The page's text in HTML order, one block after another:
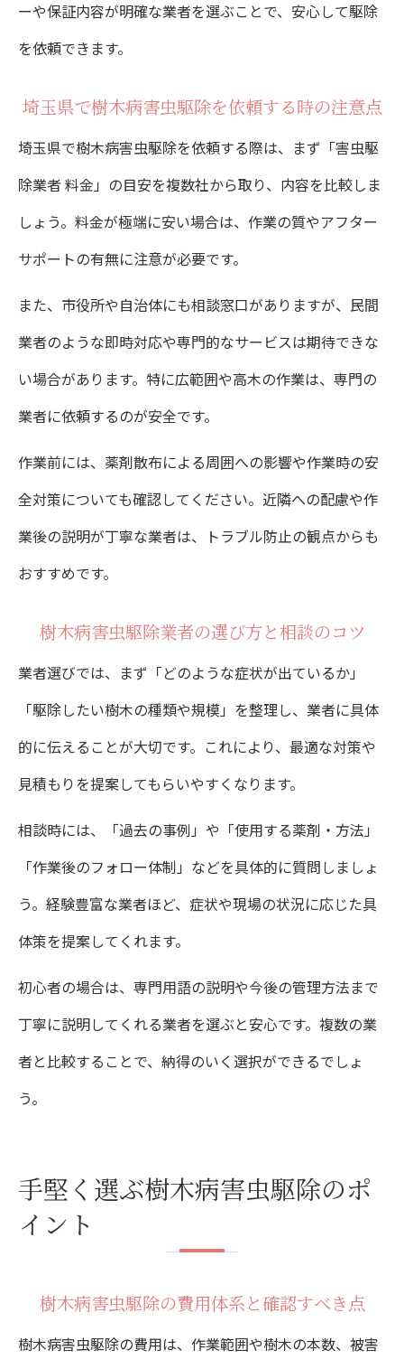
長期的な安心を得る樹木病害虫駆除のコツ
再発防止のための樹木病害虫駆除アフター
対策
長期的に安心できる樹木病害虫駆除の選び
方
樹木の健康を守る定期的な病害虫駆除の重
要性
樹木病害虫駆除業者との信頼関係構築のポ
イント
病害虫駆除後の樹木管理のコツと注意点
ーや保証内容が明確な業者を選ぶことで、安心して駆除
を依頼できます。
埼玉県で樹木病害虫駆除を依頼する時の注意点
埼玉県で樹木病害虫駆除を依頼する際は、まず「害虫駆
除業者 料金」の目安を複数社から取り、内容を比較しま
しょう。料金が極端に安い場合は、作業の質やアフター
サポートの有無に注意が必要です。
また、市役所や自治体にも相談窓口がありますが、民間
業者のような即時対応や専門的なサービスは期待できな
い場合があります。特に広範囲や高木の作業は、専門の
業者に依頼するのが安全です。
作業前には、薬剤散布による周囲への影響や作業時の安
全対策についても確認してください。近隣への配慮や作
業後の説明が丁寧な業者は、トラブル防止の観点からも
おすすめです。
樹木病害虫駆除業者の選び方と相談のコツ
業者選びでは、まず「どのような症状が出ているか」
「駆除したい樹木の種類や規模」を整理し、業者に具体
的に伝えることが大切です。これにより、最適な対策や
見積もりを提案してもらいやすくなります。
相談時には、「過去の事例」や「使用する薬剤・方法」
「作業後のフォロー体制」などを具体的に質問しましょ
う。経験豊富な業者ほど、症状や現場の状況に応じた具
体策を提案してくれます。
初心者の場合は、専門用語の説明や今後の管理方法まで
丁寧に説明してくれる業者を選ぶと安心です。複数の業
者と比較することで、納得のいく選択ができるでしょ
う。
手堅く選ぶ樹木病害虫駆除のポ
イント
樹木病害虫駆除の費用体系と確認すべき点
樹木病害虫駆除の費用は、作業範囲や樹木の本数、被害